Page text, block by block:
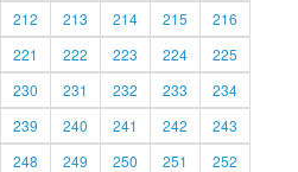
212 213 214 215
216
221 222 223 224
225
230 231 232 233
234
239 240 241 242
243
248 249 250 251
252